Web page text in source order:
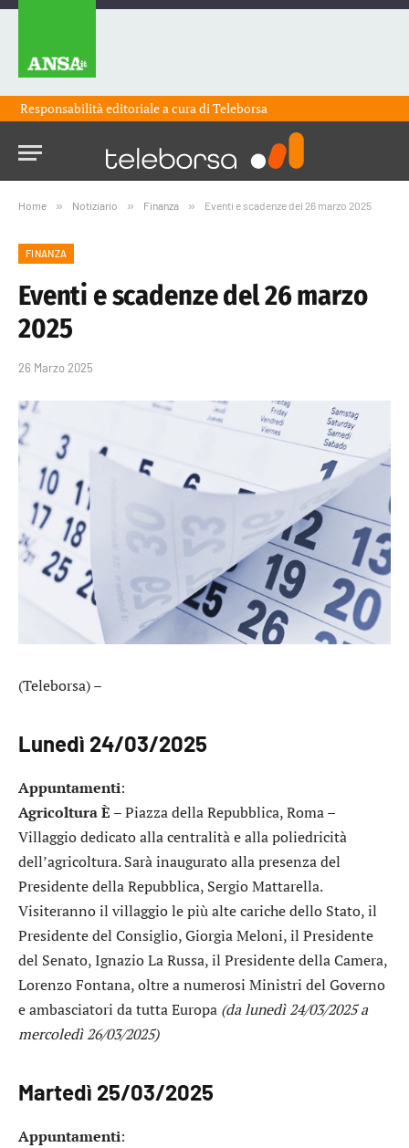
Responsabilità editoriale a cura diTeleborsa
Home » Notiziario » Finanza » Eventi e scadenze del 26 marzo 2025
FINANZA
Eventi e scadenze del 26 marzo
2025
26 Marzo 2025
(Teleborsa) –
Lunedì 24/03/2025
Appuntamenti:
Agricoltura È – Piazza della Repubblica, Roma –
Villaggio dedicato alla centralità e alla poliedricità
dell’agricoltura. Sarà inaugurato alla presenza del
Presidente della Repubblica, Sergio Mattarella.
Visiteranno il villaggio le più alte cariche dello Stato, il
Presidente del Consiglio, Giorgia Meloni, il Presidente
del Senato, Ignazio La Russa, il Presidente della Camera,
Lorenzo Fontana, oltre a numerosi Ministri del Governo
e ambasciatori da tutta Europa (da lunedì 24/03/2025 a
mercoledì 26/03/2025)
Martedì 25/03/2025
Appuntamenti: